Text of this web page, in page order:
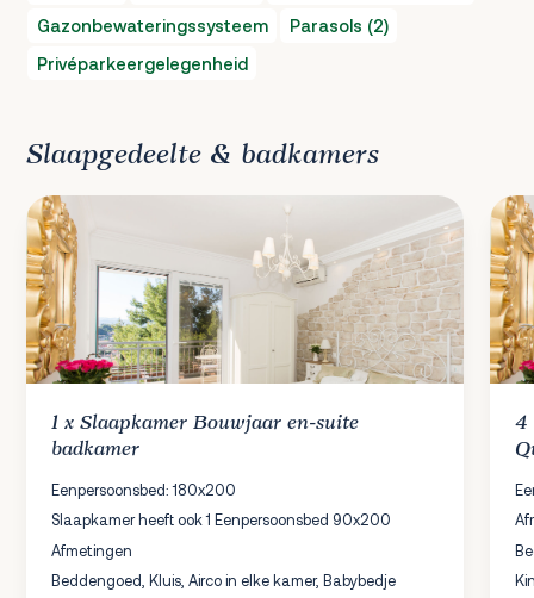
Gazonbewateringssysteem
Parasols (2)
Privéparkeergelegenheid
Slaapgedeelte & badkamers
1 xSlaapkamerBouwjaar en-suite
badkamer
Eenpersoonsbed: 180x200
Slaapkamer heeft ook 1 Eenpersoonsbed 90x200
Afmetingen
Beddengoed, Kluis, Airco in elke kamer, Babybedje
4